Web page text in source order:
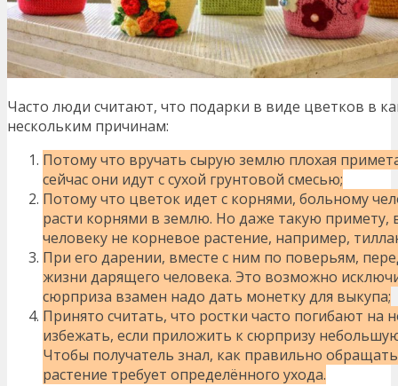
Часто люди считают, что подарки в виде цветков в
нескольким причинам:
Потому что вручать сырую землю плохая
сейчас они идут с сухой грунтовой смесью;
Потому что цветок идет с корнями, больному
расти корнями в землю. Но даже такую примету,
человеку не корневое растение, например,
При его дарении, вместе с ним по поверьям,
жизни дарящего человека. Это возможно
сюрприза взамен надо дать монетку для выкупа;
Принято считать, что ростки часто погибают на
избежать, если приложить к сюрпризу
Чтобы получатель знал, как правильно
растение требует определённого ухода.